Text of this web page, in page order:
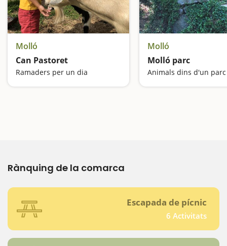
Molló
Can Pastoret
Ramaders per un dia
Molló
Molló parc
Animals dins d'un parc
Rànquing de la comarca
Escapada de pícnic
6 Activitats